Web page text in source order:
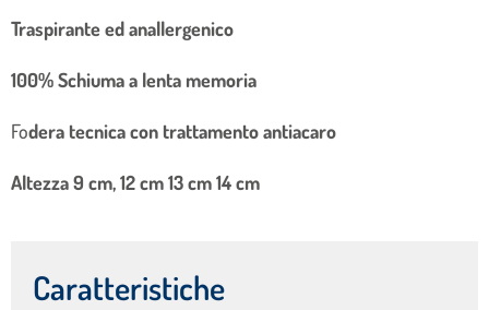
Traspirante ed anallergenico
100% Schiuma a lenta memoria
Fodera tecnica con trattamento antiacaro
Altezza 9 cm, 12 cm 13 cm 14 cm
Caratteristiche